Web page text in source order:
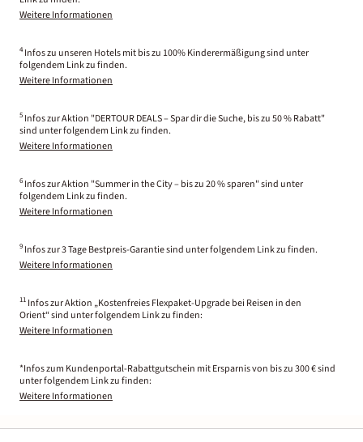
Weitere Informationen
4 Infos zu unseren Hotels mit bis zu 100% Kinderermäßigung sind unter
folgendem Link zu finden.
Weitere Informationen
5 Infos zur Aktion "DERTOUR DEALS – Spar dir die Suche, bis zu 50 % Rabatt"
sind unter folgendem Link zu finden.
Weitere Informationen
6 Infos zur Aktion "Summer in the City – bis zu 20 % sparen" sind unter
folgendem Link zu finden.
Weitere Informationen
9 Infos zur 3 Tage Bestpreis-Garantie sind unter folgendem Link zu finden.
Weitere Informationen
11 Infos zur Aktion „Kostenfreies Flexpaket-Upgrade bei Reisen in den
Orient“ sind unter folgendem Link zu finden:
Weitere Informationen
*Infos zum Kundenportal-Rabattgutschein mit Ersparnis von bis zu 300 € sind
unter folgendem Link zu finden:
Weitere Informationen